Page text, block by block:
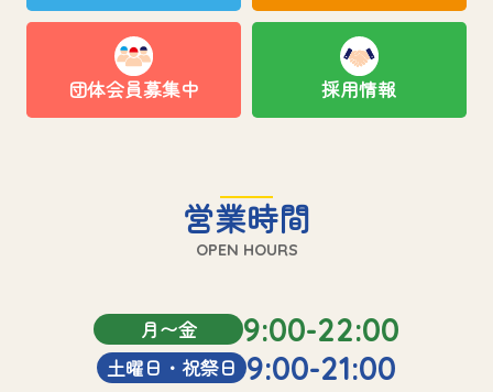
団体会員募集中 採用情報
営業時間
OPEN HOURS
月〜金 9:00-22:00
土曜日・祝祭日 9:00-21:00